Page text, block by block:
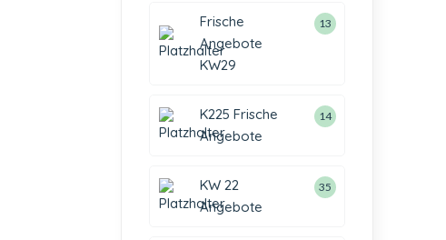
Frische
Angebote
KW29
13
K225 Frische
Angebote
14
KW 22
Angebote
35